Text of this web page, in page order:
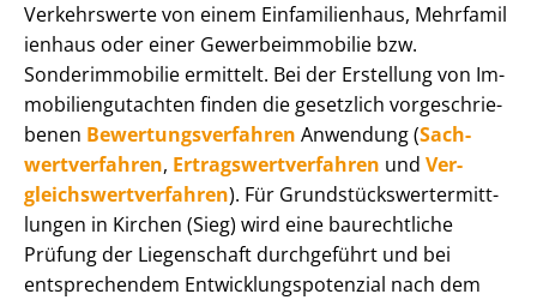
Verkehrswerte von einem Einfamilienhaus, Mehr­fa­mi­l
i­en­haus oder einer Ge­wer­be­im­mo­bi­lie bzw.
Sonderimmobilie ermittelt. Bei der Erstellung von Im­
mo­bi­li­en­gut­ach­ten finden die gesetzlich vor­ge­schrie­
be­nen Be­wer­tungs­ver­fah­ren Anwendung (Sach­
wert­ver­fah­ren, Er­trags­wert­ver­fah­ren und Ver­
gleichs­wert­ver­fah­ren). Für Grund­stücks­wert­ermitt­
lun­gen in Kirchen (Sieg) wird eine baurechtliche
Prüfung der Liegenschaft durchgeführt und bei
entsprechendem Ent­wick­lungs­po­ten­zi­al nach dem